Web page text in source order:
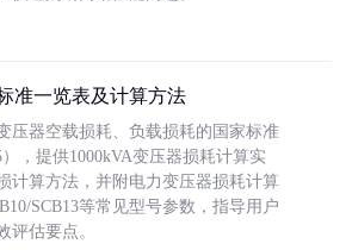
准一览表及计算方法
压器空载损耗、负载损耗的国家标准
），提供1000kVA变压器损耗计算实
计算方法，并附电力变压器损耗计算
SCB13等常见型号参数，指导用户
评估要点。